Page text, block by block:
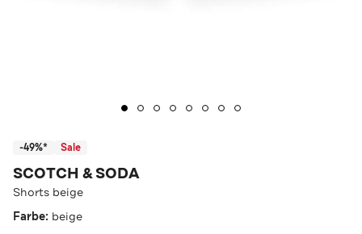
-49%* Sale
SCOTCH & SODA
Shorts beige
Farbe: beige